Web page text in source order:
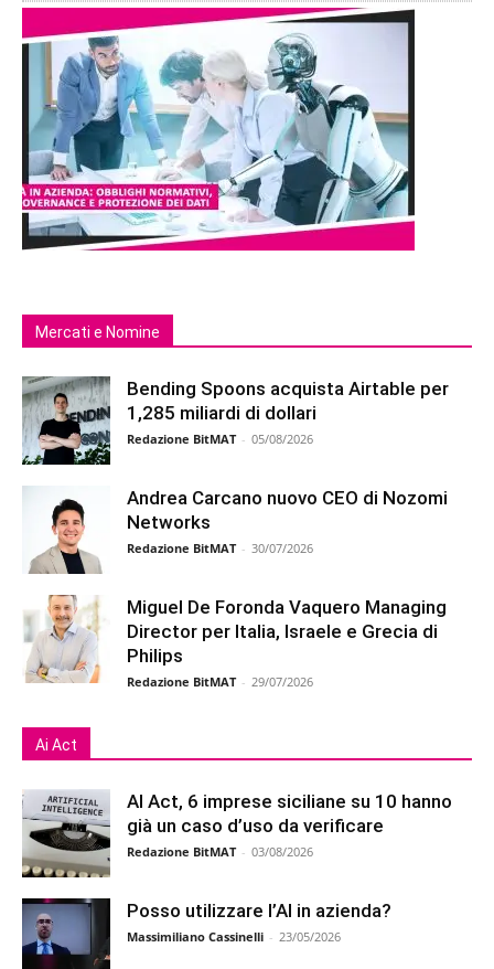
Mercati e Nomine
Bending Spoons acquista Airtable per
1,285 miliardi di dollari
Redazione BitMAT - 05/08/2026
Andrea Carcano nuovo CEO di Nozomi
Networks
Redazione BitMAT - 30/07/2026
Miguel De Foronda Vaquero Managing
Director per Italia, Israele e Grecia di
Philips
Redazione BitMAT - 29/07/2026
Ai Act
AI Act, 6 imprese siciliane su 10 hanno
già un caso d’uso da verificare
Redazione BitMAT - 03/08/2026
Posso utilizzare l’AI in azienda?
Massimiliano Cassinelli - 23/05/2026